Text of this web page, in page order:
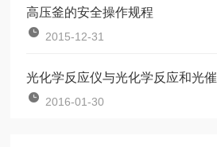
高压釜的安全操作规程
2015-12-31
2016-01-30